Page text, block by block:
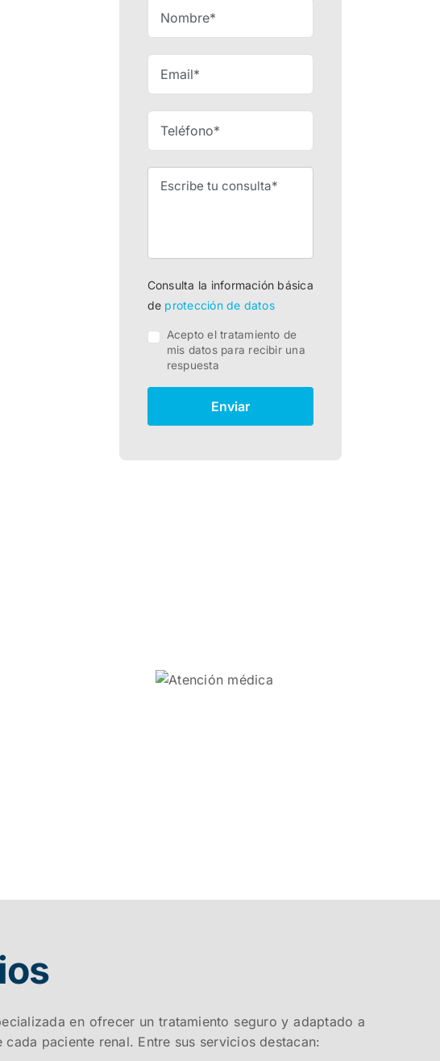
Consulta la información básica
de protección de datos
Acepto el tratamiento de
mis datos para recibir una
respuesta
Enviar
en ofrecer un tratamiento seguro y adaptado a
cada paciente renal. Entre sus servicios destacan: